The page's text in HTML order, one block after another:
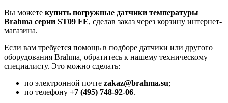
Вы можете купить погружные датчики температуры
Brahma серии ST09 FE, сделав заказ через корзину интернет-
магазина.
Если вам требуется помощь в подборе датчики или другого
оборудования Brahma, обратитесь к нашему техническому
специалисту. Это можно сделать:
по электронной почте zakaz@brahma.su;
по телефону +7 (495) 748-92-06.